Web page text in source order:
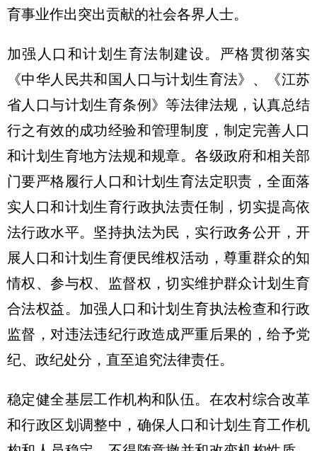
育事业作出突出贡献的社会各界人士。
加强人口和计划生育法制建设。严格贯彻落实
《中华人民共和国人口与计划生育法》、《江苏
省人口与计划生育条例》等法律法规，认真总结
行之有效的成功经验和管理制度，制定完善人口
和计划生育地方法规和规章。各级政府和相关部
门要严格履行人口和计划生育法定职责，全面落
实人口和计划生育行政执法责任制，切实提高依
法行政水平。坚持执法为民，实行政务公开，开
展人口和计划生育便民维权活动，尊重群众的知
情权、参与权、监督权，切实维护群众计划生育
合法权益。加强人口和计划生育执法检查和行政
监督，对违法违纪行政造成严重后果的，给予党
纪、政纪处分，直至追究法律责任。
稳定健全基层工作机构和队伍。在农村综合改革
和行政区划调整中，确保人口和计划生育工作机